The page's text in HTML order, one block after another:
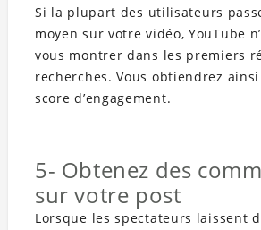
Si la plupart des utilisateurs
moyen sur votre vidéo, YouTube
vous montrer dans les premiers
recherches. Vous obtiendrez
score d’engagement.
5- Obtenez des
sur votre post
Lorsque les spectateurs laissent